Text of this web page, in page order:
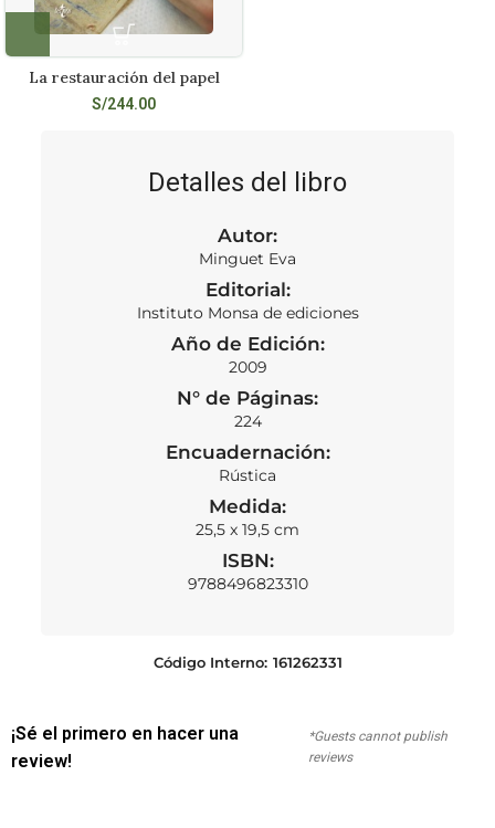
La restauración del papel
S/244.00
Detalles del libro
Autor:
Minguet Eva
Editorial:
Instituto Monsa de ediciones
Año de Edición:
2009
N° de Páginas:
224
Encuadernación:
Rústica
Medida:
25,5 x 19,5 cm
ISBN:
9788496823310
Código Interno: 161262331
¡Sé el primero en hacer una
review!
*Guests cannot publish
reviews